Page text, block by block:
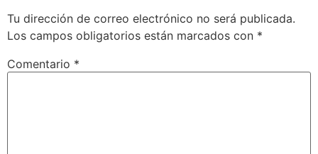
Tu dirección de correo electrónico no será publicada.
Los campos obligatorios están marcados con *
Comentario *